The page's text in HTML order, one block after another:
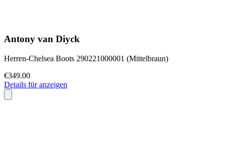
Antony van Diyck
Herren-Chelsea Boots 290221000001 (Mittelbraun)
€349.00
Details für anzeigen